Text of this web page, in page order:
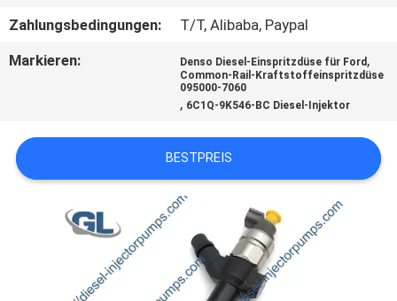
BITTE
EIN
SITEMAP
DATENSCHUTZRICHTLINIE
Zahlungsbedingungen:
T/T, Alibaba, Paypal
Markieren:
Denso Diesel-Einspritzdüse für Ford ,
Common-Rail-Kraftstoffeinspritzdüse
095000-7060
, 6C1Q-9K546-BC Diesel-Injektor
BESTPREIS